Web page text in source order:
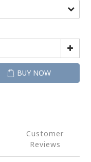
BUY NOW
Customer
Reviews